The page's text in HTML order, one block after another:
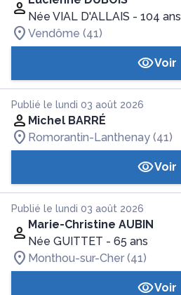
Née VIAL D'ALLAIS - 104 ans
Vendôme (41)
Voir
Publié le lundi 03 août 2026
Michel BARRÉ
Romorantin-Lanthenay (41)
Voir
Publié le lundi 03 août 2026
Marie-Christine AUBIN
Née GUITTET - 65 ans
Monthou-sur-Cher (41)
Voir